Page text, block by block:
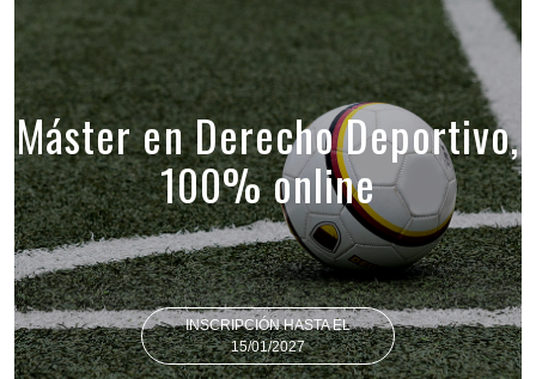
Máster en Derecho Deportivo,
100% online
INSCRIPCIÓN HASTA EL
15/01/2027